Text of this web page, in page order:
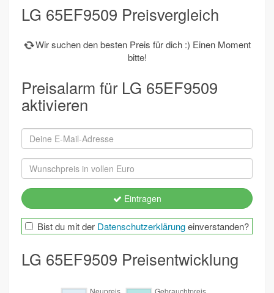
LG 65EF9509 Preisvergleich
Wir suchen den besten Preis für dich :) Einen Moment
bitte!
Preisalarm für LG 65EF9509
aktivieren
Eintragen
Bist du mit der Datenschutzerklärungeinverstanden?
LG 65EF9509 Preisentwicklung